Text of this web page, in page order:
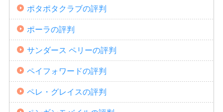
ポタポタクラブの評判
ポーラの評判
サンダース ペリーの評判
ペイフォワードの評判
ペレ・グレイスの評判